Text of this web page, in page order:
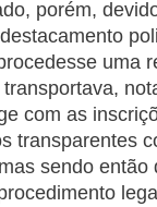
porém,
uma
com as
transparentes
sendo então